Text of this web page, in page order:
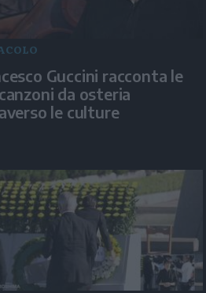
Guccini racconta le
da osteria
le culture